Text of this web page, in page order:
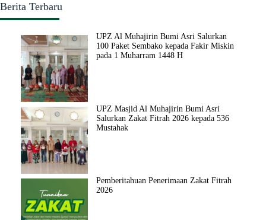
Berita Terbaru
UPZ Al Muhajirin Bumi Asri Salurkan
100 Paket Sembako kepada Fakir Miskin
pada 1 Muharram 1448 H
UPZ Masjid Al Muhajirin Bumi Asri
Salurkan Zakat Fitrah 2026 kepada 536
Mustahak
Pemberitahuan Penerimaan Zakat Fitrah
2026